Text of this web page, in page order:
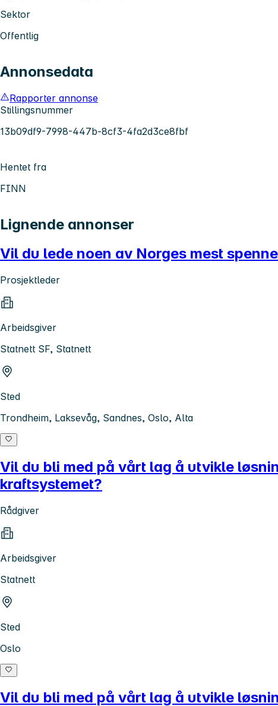
Sektor
Offentlig
Annonsedata
Rapporter annonse
Stillingsnummer
13b09df9-7998-447b-8cf3-4fa2d3ce8fbf
Hentet fra
FINN
Lignende annonser
Vil du lede noen av Norges mest
Prosjektleder
Arbeidsgiver
Statnett SF, Statnett
Sted
Trondheim, Laksevåg, Sandnes, Oslo, Alta
Vil du bli med på vårt lag å utvikle
kraftsystemet?
Rådgiver
Arbeidsgiver
Statnett
Sted
Oslo
Vil du bli med på vårt lag å utvikle